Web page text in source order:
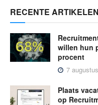
RECENTE ARTIKELEN
willen hun
procent
7
Plaats
op